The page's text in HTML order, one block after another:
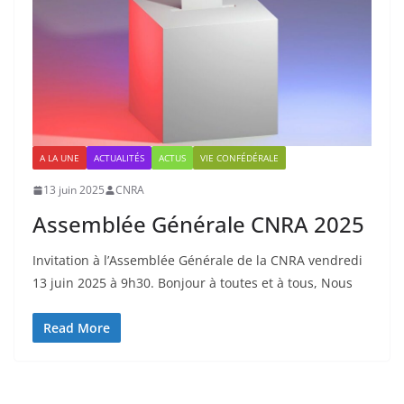
A LA UNE ACTUALITÉS ACTUS VIE CONFÉDÉRALE
13 juin 2025 CNRA
Assemblée Générale CNRA 2025
Invitation à l’Assemblée Générale de la CNRA vendredi
13 juin 2025 à 9h30. Bonjour à toutes et à tous, Nous
Read More